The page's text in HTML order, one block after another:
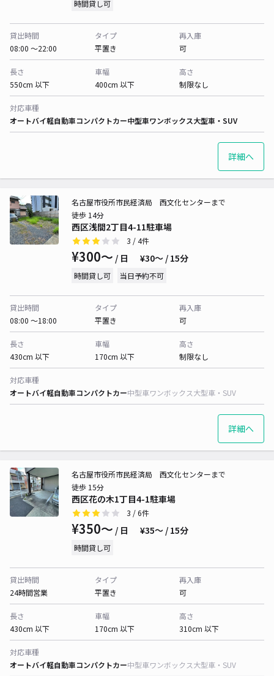
時間貸し可
貸出時間
08:00 〜22:00
タイプ
平置き
再入庫
可
長さ
550cm 以下
車幅
400cm 以下
高さ
制限なし
対応車種
オートバイ軽自動車コンパクトカー中型車ワンボックス大型車・SUV
詳細へ
西区浅間2丁目4-11駐車場
名古屋市役所市民経済局 西文化センターまで
徒歩 14分
3 / 4件
¥300〜 / 日 ¥30〜 / 15分
時間貸し可 当日予約不可
貸出時間
08:00 〜18:00
タイプ
平置き
再入庫
可
長さ
430cm 以下
車幅
170cm 以下
高さ
制限なし
対応車種
オートバイ軽自動車コンパクトカー中型車ワンボックス大型車・SUV
詳細へ
西区花の木1丁目4-1駐車場
名古屋市役所市民経済局 西文化センターまで
徒歩 15分
3 / 6件
¥350〜 / 日 ¥35〜 / 15分
時間貸し可
貸出時間
24時間営業
タイプ
平置き
再入庫
可
長さ
430cm 以下
車幅
170cm 以下
高さ
310cm 以下
対応車種
オートバイ軽自動車コンパクトカー中型車ワンボックス大型車・SUV